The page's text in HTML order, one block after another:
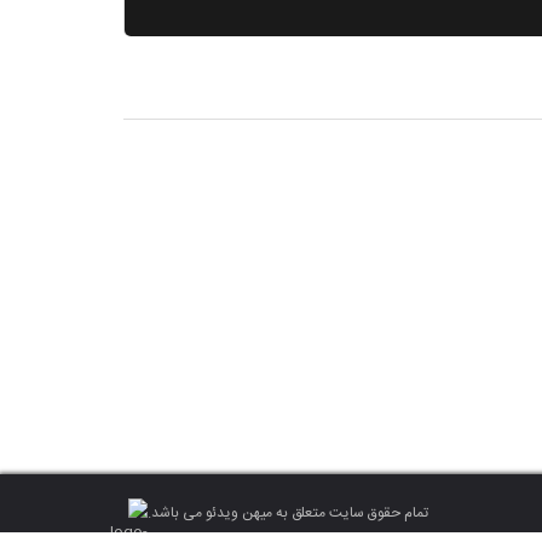
تمام حقوق سایت متعلق به میهن ویدئو می باشد.